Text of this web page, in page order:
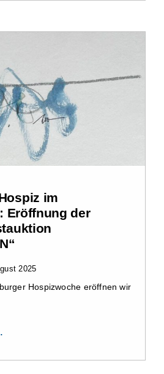
im
Eröffnung der
2025
Hospizwoche eröffnen wir